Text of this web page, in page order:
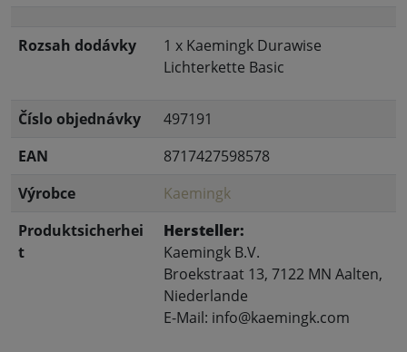
Rozsah dodávky
1 x Kaemingk Durawise
Lichterkette Basic
Číslo objednávky
497191
EAN
8717427598578
Výrobce
Kaemingk
Produktsicherhei
t
Hersteller:
Kaemingk B.V.
Broekstraat 13, 7122 MN Aalten,
Niederlande
E-Mail: info@kaemingk.com